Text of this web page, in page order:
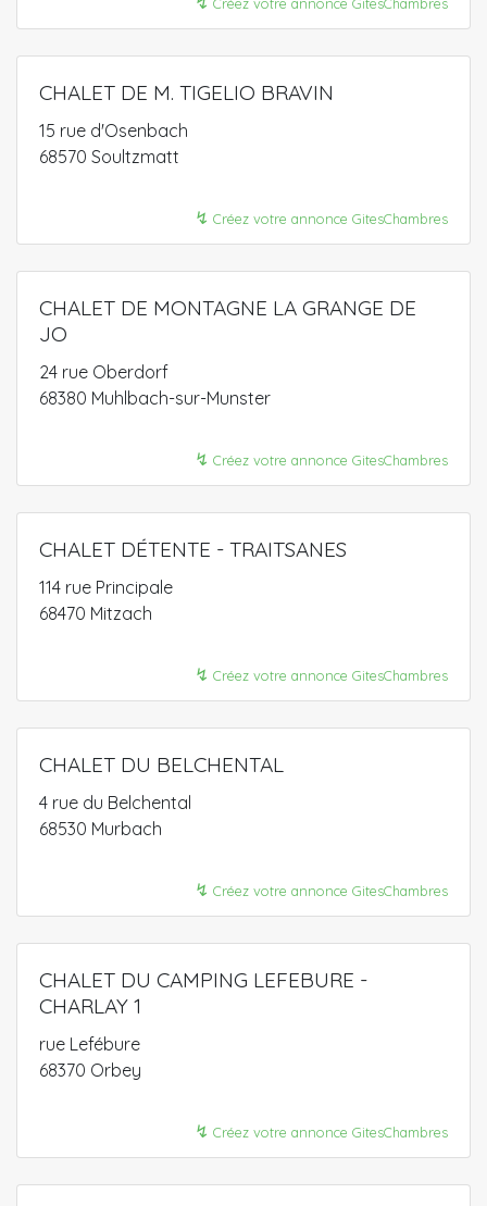
CHALET DE M. TIGELIO BRAVIN
15 rue d'Osenbach
68570 Soultzmatt
↯ Créez votre annonce GitesChambres
CHALET DE MONTAGNE LA GRANGE DE
JO
24 rue Oberdorf
68380 Muhlbach-sur-Munster
↯ Créez votre annonce GitesChambres
CHALET DÉTENTE - TRAITSANES
114 rue Principale
68470 Mitzach
↯ Créez votre annonce GitesChambres
CHALET DU BELCHENTAL
4 rue du Belchental
68530 Murbach
↯ Créez votre annonce GitesChambres
CHALET DU CAMPING LEFEBURE -
CHARLAY 1
rue Lefébure
68370 Orbey
↯ Créez votre annonce GitesChambres